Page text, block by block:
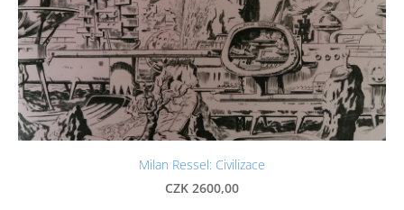
Milan Ressel: Civilizace
CZK 2600,00